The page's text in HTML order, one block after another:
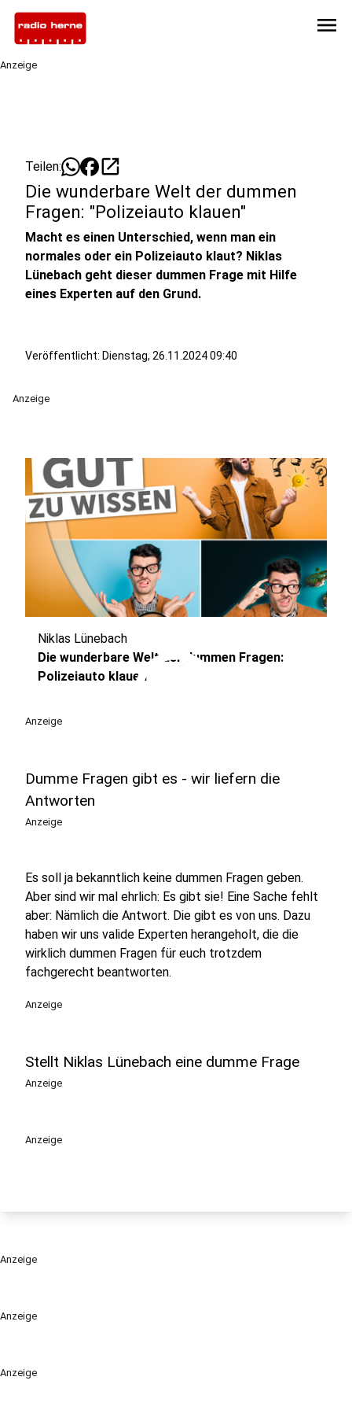
menu
Anzeige
Anzeige
Anzeige
Teilen: open_in_new
Die wunderbare Welt der dummen
Fragen: "Polizeiauto klauen"
Macht es einen Unterschied, wenn man ein
normales oder ein Polizeiauto klaut? Niklas
Lünebach geht dieser dummen Frage mit Hilfe
eines Experten auf den Grund.
Veröffentlicht: Dienstag, 26.11.2024 09:40
Anzeige
play_circle
Niklas Lünebach
Die wunderbare Welt der dummen Fragen:
Polizeiauto klauen
Anzeige
Dumme Fragen gibt es - wir liefern die
Antworten
Anzeige
Es soll ja bekanntlich keine dummen Fragen geben.
Aber sind wir mal ehrlich: Es gibt sie! Eine Sache fehlt
aber: Nämlich die Antwort. Die gibt es von uns. Dazu
haben wir uns valide Experten herangeholt, die die
wirklich dummen Fragen für euch trotzdem
fachgerecht beantworten.
Anzeige
Stellt Niklas Lünebach eine dumme Frage
Anzeige
Anzeige
Anzeige